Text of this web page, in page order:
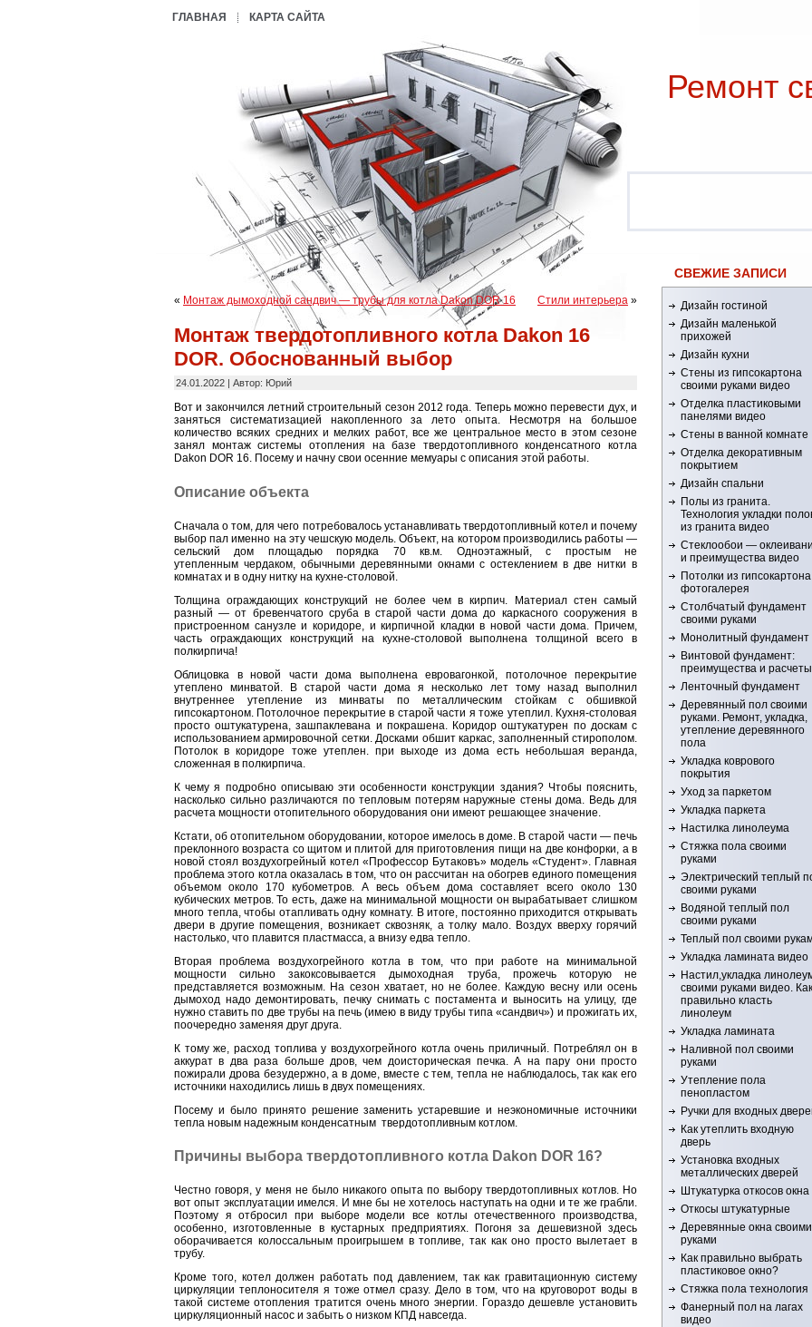
ГЛАВНАЯ КАРТА САЙТА
Ремонт
« Монтаж дымоходной сандвич — трубы для котла Dakon DOR 16 Стили интерьера »
Монтаж твердотопливного котла Dakon 16
DOR. Обоснованный выбор
24.01.2022 | Автор: Юрий
Вот и закончился летний строительный сезон 2012 года. Теперь можно перевести дух, и
заняться систематизацией накопленного за лето опыта. Несмотря на большое
количество всяких средних и мелких работ, все же центральное место в этом сезоне
занял монтаж системы отопления на базе твердотопливного конденсатного котла
Dakon DOR 16. Посему и начну свои осенние мемуары с описания этой работы.
Описание объекта
Сначала о том, для чего потребовалось устанавливать твердотопливный котел и почему
выбор пал именно на эту чешскую модель. Объект, на котором производились работы —
сельский дом площадью порядка 70 кв.м. Одноэтажный, с простым не
утепленным чердаком, обычными деревянными окнами с остеклением в две нитки в
комнатах и в одну нитку на кухне-столовой.
Толщина ограждающих конструкций не более чем в кирпич. Материал стен самый
разный — от бревенчатого сруба в старой части дома до каркасного сооружения в
пристроенном санузле и коридоре, и кирпичной кладки в новой части дома. Причем,
часть ограждающих конструкций на кухне-столовой выполнена толщиной всего в
полкирпича!
Облицовка в новой части дома выполнена евровагонкой, потолочное перекрытие
утеплено минватой. В старой части дома я несколько лет тому назад выполнил
внутреннее утепление из минваты по металлическим стойкам с обшивкой
гипсокартоном. Потолочное перекрытие в старой части я тоже утеплил. Кухня-столовая
просто оштукатурена, зашпаклевана и покрашена. Коридор оштукатурен по доскам с
использованием армировочной сетки. Досками обшит каркас, заполненный стирополом.
Потолок в коридоре тоже утеплен. при выходе из дома есть небольшая веранда,
сложенная в полкирпича.
К чему я подробно описываю эти особенности конструкции здания? Чтобы пояснить,
насколько сильно различаются по тепловым потерям наружные стены дома. Ведь для
расчета мощности отопительного оборудования они имеют решающее значение.
Кстати, об отопительном оборудовании, которое имелось в доме. В старой части — печь
преклонного возраста со щитом и плитой для приготовления пищи на две конфорки, а в
новой стоял воздухогрейный котел «Профессор Бутаковъ» модель «Студент». Главная
проблема этого котла оказалась в том, что он рассчитан на обогрев единого помещения
объемом около 170 кубометров. А весь объем дома составляет всего около 130
кубических метров. То есть, даже на минимальной мощности он вырабатывает слишком
много тепла, чтобы отапливать одну комнату. В итоге, постоянно приходится открывать
двери в другие помещения, возникает сквозняк, а толку мало. Воздух вверху горячий
настолько, что плавится пластмасса, а внизу едва тепло.
Вторая проблема воздухогрейного котла в том, что при работе на минимальной
мощности сильно закоксовывается дымоходная труба, прожечь которую не
представляется возможным. На сезон хватает, но не более. Каждую весну или осень
дымоход надо демонтировать, печку снимать с постамента и выносить на улицу, где
нужно ставить по две трубы на печь (имею в виду трубы типа «сандвич») и прожигать их,
поочередно заменяя друг друга.
К тому же, расход топлива у воздухогрейного котла очень приличный. Потреблял он в
аккурат в два раза больше дров, чем доисторическая печка. А на пару они просто
пожирали дрова безудержно, а в доме, вместе с тем, тепла не наблюдалось, так как его
источники находились лишь в двух помещениях.
Посему и было принято решение заменить устаревшие и неэкономичные источники
тепла новым надежным конденсатным твердотопливным котлом.
Причины выбора твердотопливного котла Dakon DOR 16?
Честно говоря, у меня не было никакого опыта по выбору твердотопливных котлов. Но
вот опыт эксплуатации имелся. И мне бы не хотелось наступать на одни и те же грабли.
Поэтому я отбросил при выборе модели все котлы отечественного производства,
особенно, изготовленные в кустарных предприятиях. Погоня за дешевизной здесь
оборачивается колоссальным проигрышем в топливе, так как оно просто вылетает в
трубу.
Кроме того, котел должен работать под давлением, так как гравитационную систему
циркуляции теплоносителя я тоже отмел сразу. Дело в том, что на круговорот воды в
такой системе отопления тратится очень много энергии. Гораздо дешевле установить
циркуляционный насос и забыть о низком КПД навсегда.
СВЕЖИЕ ЗАПИСИ
Дизайн гостиной
Дизайн маленькой
прихожей
Дизайн кухни
Стены из гипсокартона
своими руками видео
Отделка пластиковыми
панелями видео
Стены в ванной комнате
Отделка декоративным
покрытием
Дизайн спальни
Полы из гранита.
Технология укладки
из гранита видео
Стеклообои —
и преимущества видео
Потолки из гипсокартона
фотогалерея
Столбчатый фундамент
своими руками
Монолитный фундамент
Винтовой фундамент:
преимущества и расчеты
Ленточный фундамент
Деревянный пол своими
руками. Ремонт, укладка,
утепление деревянного
пола
Укладка коврового
покрытия
Уход за паркетом
Укладка паркета
Настилка линолеума
Стяжка пола своими
руками
Электрический теплый
своими руками
Водяной теплый пол
своими руками
Теплый пол своими
Укладка ламината видео
Настил,укладка
своими руками видео. Как
правильно класть
линолеум
Укладка ламината
Наливной пол своими
руками
Утепление пола
пенопластом
Ручки для входных
Как утеплить входную
дверь
Установка входных
металлических дверей
Штукатурка откосов окна
Откосы штукатурные
Деревянные окна своими
руками
Как правильно выбрать
пластиковое окно?
Стяжка пола технология
Фанерный пол на лагах
видео